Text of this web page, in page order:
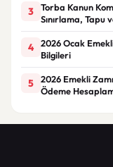
3
Torba Kanun
Sınırlama, Tapu
4
2026 Ocak
Bilgileri
5
2026 Emekli
Ödeme